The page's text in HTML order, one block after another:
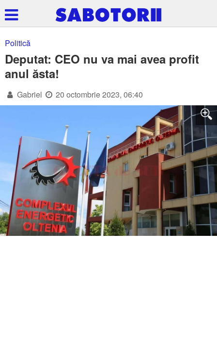
Politică
Deputat: CEO nu va mai avea profit
anul ăsta!
Gabriel 20 octombrie 2023, 06:40